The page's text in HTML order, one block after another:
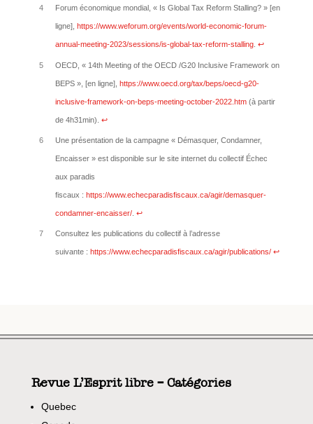
4 Forum économique mondial, « Is Global Tax Reform Stalling? » [en
ligne], https://www.weforum.org/events/world-economic-forum-
annual-meeting-2023/sessions/is-global-tax-reform-stalling. ↩︎
5 OECD, « 14th Meeting of the OECD /G20 Inclusive Framework on
BEPS », [en ligne], https://www.oecd.org/tax/beps/oecd-g20-
inclusive-framework-on-beps-meeting-october-2022.htm(à partir
de 4h31min). ↩︎
6 Une présentation de la campagne « Démasquer, Condamner,
Encaisser » est disponible sur le site internet du collectif Échec
aux paradis
fiscaux : https://www.echecparadisfiscaux.ca/agir/demasquer-
condamner-encaisser/. ↩︎
7 Consultez les publications du collectif à l’adresse
suivante : https://www.echecparadisfiscaux.ca/agir/publications/ ↩︎
Revue L’Esprit libre – Catégories
Quebec